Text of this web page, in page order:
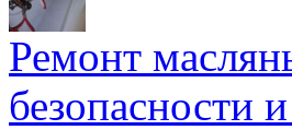
Ремонт
безопасности